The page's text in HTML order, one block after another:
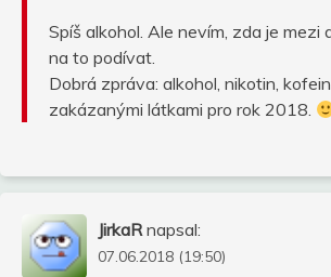
Spíš alkohol. Ale nevím, zda je mezi
na to podívat.
Dobrá zpráva: alkohol, nikotin,
zakázanými látkami pro rok 2018.
JirkaR napsal:
07.06.2018 (19:50)